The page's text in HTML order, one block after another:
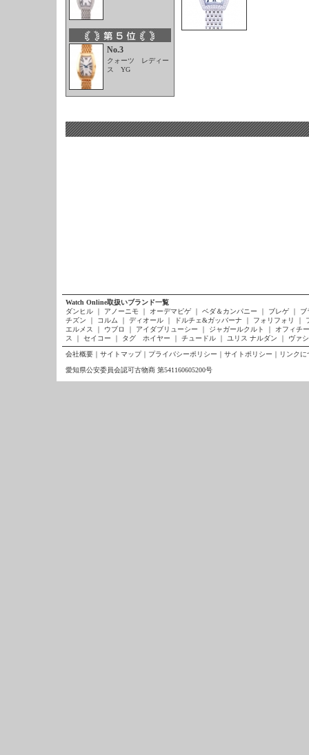
No.3
クォーツ レディー
ス YG
Watch Online取扱いブランド一覧
ダンヒル
｜ アノーニモ ｜ オーデマピゲ ｜ ベダ＆カンパニー ｜ ブレゲ ｜
ブ
チズン
｜ コルム ｜ ディオール ｜ ドルチェ&ガッバーナ ｜ フォリフォリ ｜
エルメス
｜ ウブロ ｜ アイダブリューシー ｜ ジャガールクルト ｜
オフィチ
ス
｜ セイコー ｜ タグ ホイヤー ｜ チュードル ｜ ユリス ナルダン ｜ ヴァ
会社概要 ｜ サイトマップ｜ プライバシーポリシー ｜ サイトポリシー ｜ リンクに
愛知県公安委員会認可古物商 第541160605200号